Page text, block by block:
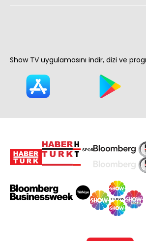
Show TV uygulamasını indir, dizi ve